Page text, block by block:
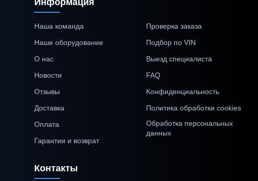
Информация
Наша команда
Наше оборудование
О нас
Новости
Отзывы
Доставка
Оплата
Гарантии и возврат
Проверка заказа
Подбор по VIN
Выезд специалиста
FAQ
Конфиденциальность
Политика обработки cookies
Обработка персональных
данных
Контакты